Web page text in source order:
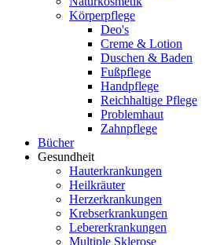
Körperpflege
Deo's
Creme & Lotion
Duschen & Baden
Fußpflege
Handpflege
Reichhaltige Pflege
Problemhaut
Zahnpflege
Bücher
Gesundheit
Hauterkrankungen
Heilkräuter
Herzerkrankungen
Krebserkrankungen
Lebererkrankungen
Multiple Sklerose